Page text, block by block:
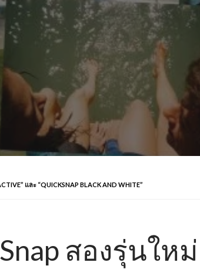
และ “QUICKSNAP BLACK AND WHITE”
สองรุ่นใหม่